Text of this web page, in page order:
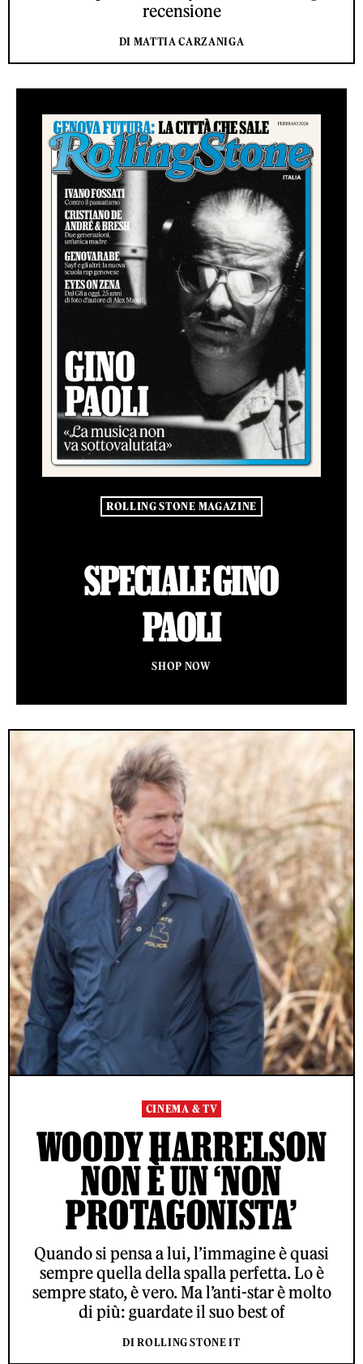
recensione
DI MATTIA CARZANIGA
ROLLING STONE MAGAZINE
SPECIALE GINO
PAOLI
SHOP NOW
CINEMA & TV
WOODY HARRELSON
NON È UN ‘NON
PROTAGONISTA’
Quando si pensa a lui, l’immagine è quasi
sempre quella della spalla perfetta. Lo è
sempre stato, è vero. Ma l’anti-star è molto
di più: guardate il suo best of
DI ROLLING STONE IT